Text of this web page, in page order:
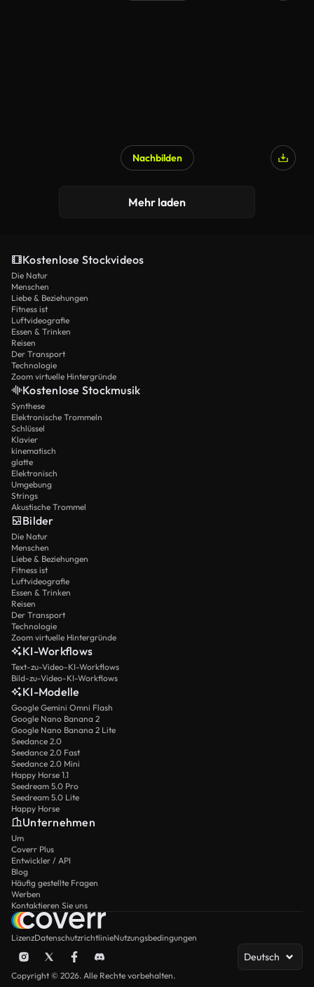
Nachbilden
Mehr laden
Kostenlose Stockvideos
Die Natur
Menschen
Liebe & Beziehungen
Fitness ist
Luftvideografie
Essen & Trinken
Reisen
Der Transport
Technologie
Zoom virtuelle Hintergründe
Kostenlose Stockmusik
Synthese
Elektronische Trommeln
Schlüssel
Klavier
kinematisch
glatte
Elektronisch
Umgebung
Strings
Akustische Trommel
Bilder
Die Natur
Menschen
Liebe & Beziehungen
Fitness ist
Luftvideografie
Essen & Trinken
Reisen
Der Transport
Technologie
Zoom virtuelle Hintergründe
KI-Workflows
Text-zu-Video-KI-Workflows
Bild-zu-Video-KI-Workflows
KI-Modelle
Google Gemini Omni Flash
Google Nano Banana 2
Google Nano Banana 2 Lite
Seedance 2.0
Seedance 2.0 Fast
Seedance 2.0 Mini
Happy Horse 1.1
Seedream 5.0 Pro
Seedream 5.0 Lite
Happy Horse
Unternehmen
Um
Coverr Plus
Entwickler / API
Blog
Häufig gestellte Fragen
Werben
Kontaktieren Sie uns
LizenzDatenschutzrichtlinieNutzungsbedingungen
Deutsch
Copyright © 2026. Alle Rechte vorbehalten.